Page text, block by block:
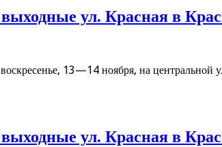
ул. Красная в
13—14 ноября, на центральной
ул. Красная в